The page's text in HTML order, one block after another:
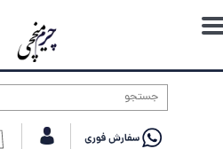
حساب کاربری من
تغییر گذر واژه